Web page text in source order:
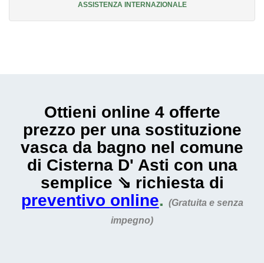
ASSISTENZA INTERNAZIONALE
Ottieni online 4 offerte
prezzo per una sostituzione
vasca da bagno nel comune
di Cisterna D' Asti con una
semplice ⇘ richiesta di
preventivo online. (Gratuita e senza
impegno)